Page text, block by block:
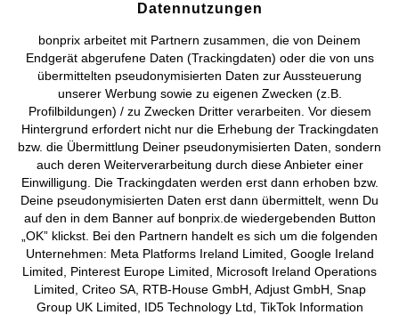
stellst Du mit einer atmungsaktiven Jacke sicher. Die Wärme
steht bei Dir klar im Vordergrund? Dann bist Du mit einem
Modell aus Daunen gut beraten. Praktische Details wie
abnehmbare Kapuzen machen die XXL-Herren-Winterjacken
von bonprix zusätzlich funktional.
Pflege für Deine XXL-Herren-
Winterjacke
Je funktioneller Dein Jacken-Modell, desto wichtiger ist die richtige
Pflege. Beachte dafür unbedingt die Pflegehinweise auf dem Etikett.
Darf Deine Jacke in die Wäsche, dann schliesse am besten alle
Knöpfe und Reissverschlüsse und drehe die Jacke auf links.
Anschliessend solltest Du verzichten – und zwar sowohl auf den
Weichspüler als auch auf den Trockner. So stellst Du sicher, dass die
Funktionalität des Kleidungsstücks möglichst lang erhalten bleibt.
Vertrag widerrufen
©2026 bonprix.Alle Rechte vorbehalten.
Deutsch Français
Datennutzungen
bonprix arbeitet mit Partnern zusammen, die von Deinem
Endgerät abgerufene Daten (Trackingdaten) oder die von uns
übermittelten pseudonymisierten Daten zur Aussteuerung
unserer Werbung sowie zu eigenen Zwecken (z.B.
Profilbildungen) / zu Zwecken Dritter verarbeiten. Vor diesem
Hintergrund erfordert nicht nur die Erhebung der Trackingdaten
bzw. die Übermittlung Deiner pseudonymisierten Daten, sondern
auch deren Weiterverarbeitung durch diese Anbieter einer
Einwilligung. Die Trackingdaten werden erst dann erhoben bzw.
Deine pseudonymisierten Daten erst dann übermittelt, wenn Du
auf den in dem Banner auf bonprix.de wiedergebenden Button
„OK” klickst. Bei den Partnern handelt es sich um die folgenden
Unternehmen: Meta Platforms Ireland Limited, Google Ireland
Limited, Pinterest Europe Limited, Microsoft Ireland Operations
Limited, Criteo SA, RTB-House GmbH, Adjust GmbH, Snap
Group UK Limited, ID5 Technology Ltd, TikTok Information